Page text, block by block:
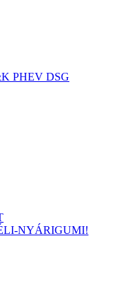
PHEV DSG
NYÁRIGUMI!